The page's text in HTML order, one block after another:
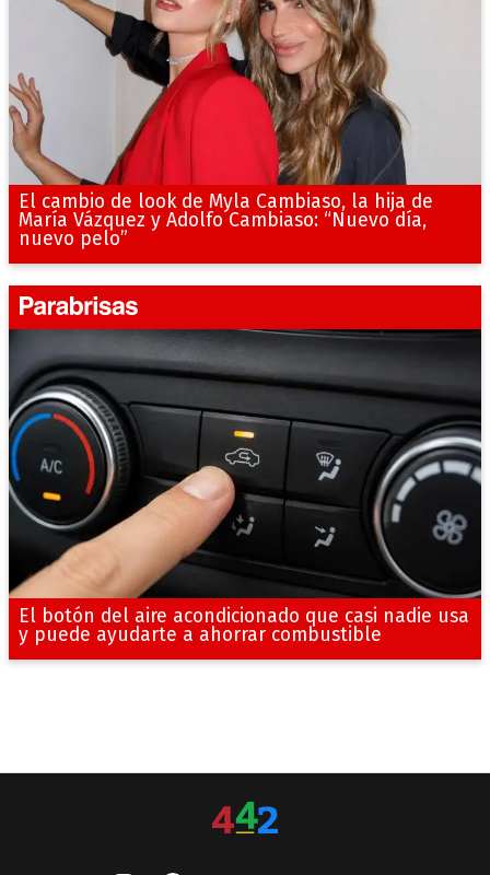
El cambio de look de Myla Cambiaso, la hija de
María Vázquez y Adolfo Cambiaso: “Nuevo día,
nuevo pelo”
El botón del aire acondicionado que casi nadie usa
y puede ayudarte a ahorrar combustible